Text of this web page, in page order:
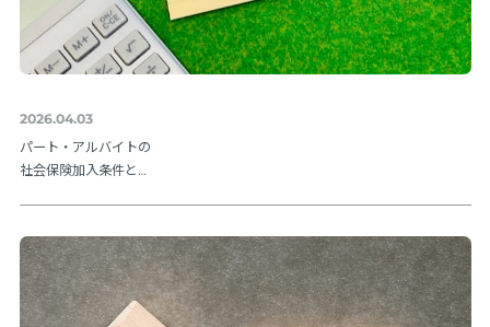
2026.04.03
パート・アルバイトの
社会保険加入条件と
説